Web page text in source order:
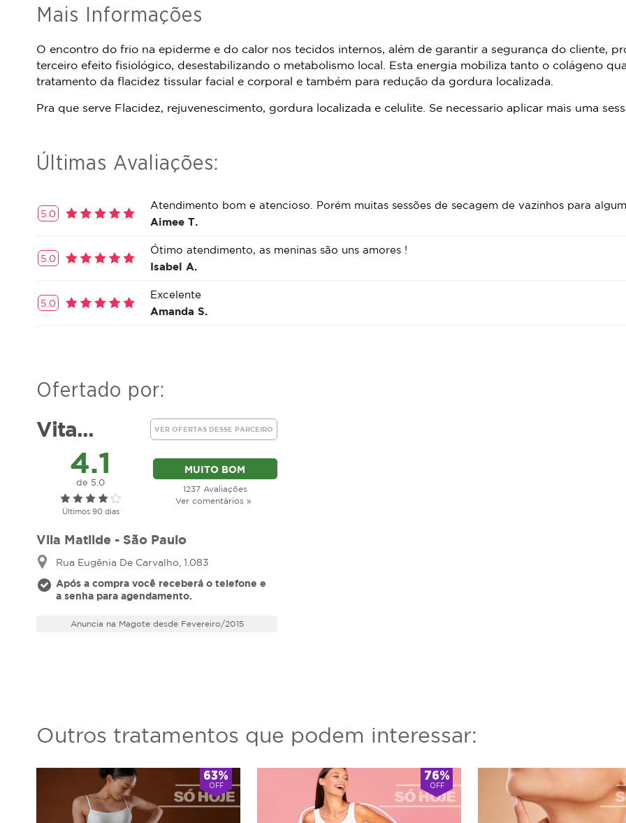
Mais Informações
O encontro do frio na epiderme e do calor nos tecidos internos, além de garantir a segurança do cliente,
terceiro efeito fisiológico, desestabilizando o metabolismo local. Esta energia mobiliza tanto o colágeno
tratamento da flacidez tissular facial e corporal e também para redução da gordura localizada.
Pra que serve Flacidez, rejuvenescimento, gordura localizada e celulite. Se necessario aplicar mais uma
Últimas Avaliações:
5.0
Atendimento bom e atencioso. Porém muitas sessões de secagem de vazinhos para algum
Aimee T.
5.0
Ótimo atendimento, as meninas são uns amores !
Isabel A.
5.0
Excelente
Amanda S.
Ofertado por:
Vita... VER OFERTAS DESSE PARCEIRO
4.1
de 5.0
Últimos 90 dias
MUITO BOM
1237 Avaliações
Ver comentários »
Vila Matilde - São Paulo
Rua Eugênia De Carvalho, 1.083
Após a compra você receberá o telefone e
a senha para agendamento.
Anuncia na Magote desde Fevereiro/2015
Outros tratamentos que podem interessar:
63%
OFF
76%
OFF